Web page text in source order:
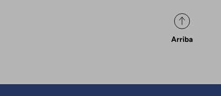
Arriba